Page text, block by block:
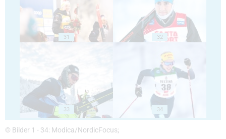
31 32
33 34
© Bilder 1 - 34: Modica/NordicFocus;